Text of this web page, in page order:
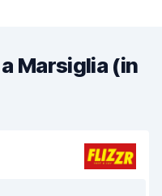
Marsiglia (in